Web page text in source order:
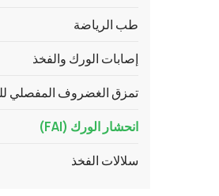
طب الرياضة
إصابات الورك والفخذ
تمزق الغضروف المفصلي
انحشار الورك (FAI)
سلالات الفخذ